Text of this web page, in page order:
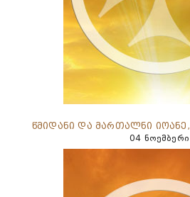
წმიდანი და მართალნი
04 ნოემბერი